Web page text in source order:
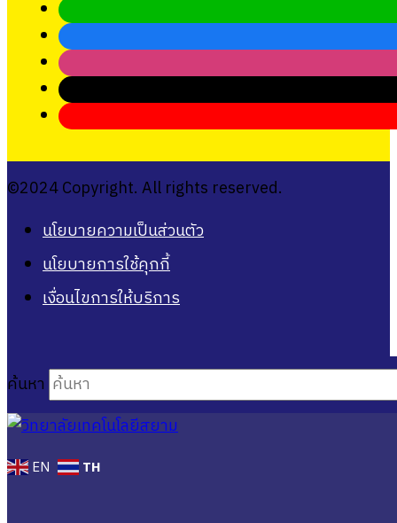
©2024 Copyright. All rights reserved.
นโยบายความเป็นส่วนตัว
นโยบายการใช้คุกกี้
เงื่อนไขการให้บริการ
ค้นหา
EN TH